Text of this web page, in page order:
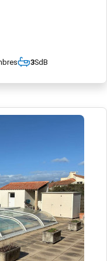
3SdB